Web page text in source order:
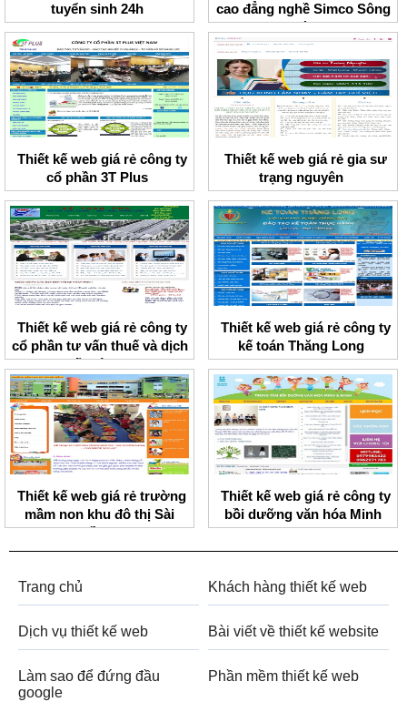
tuyển sinh 24h
cao đẳng nghề Simco Sông
Đà
Thiết kế web giá rẻ công ty
cổ phần 3T Plus
Thiết kế web giá rẻ gia sư
trạng nguyên
Thiết kế web giá rẻ công ty
cổ phần tư vấn thuế và dịch
vụ kế toán PMC
Thiết kế web giá rẻ công ty
kế toán Thăng Long
Thiết kế web giá rẻ trường
mầm non khu đô thị Sài
Đồng
Thiết kế web giá rẻ công ty
bồi dưỡng văn hóa Minh
Minh
Trang chủ Khách hàng thiết kế web
Dịch vụ thiết kế web Bài viết về thiết kế website
Làm sao để đứng đầu
google
Phần mềm thiết kế web